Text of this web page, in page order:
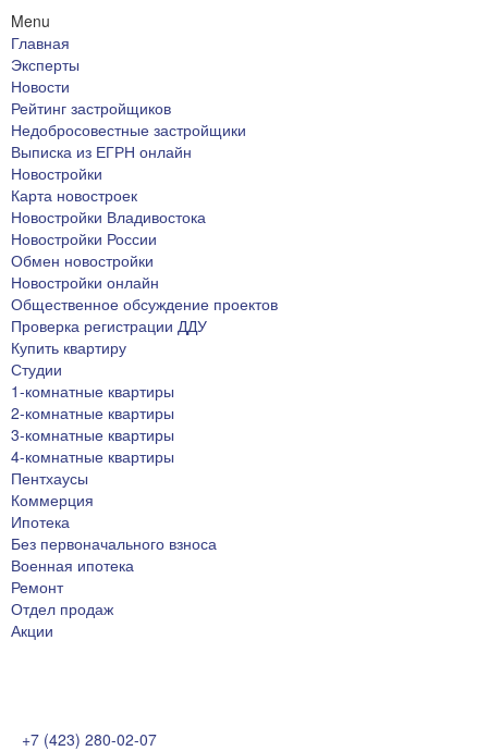
Menu
Главная
Эксперты
Новости
Рейтинг застройщиков
Недобросовестные застройщики
Выписка из ЕГРН онлайн
Новостройки
Карта новостроек
Новостройки Владивостока
Новостройки России
Обмен новостройки
Новостройки онлайн
Общественное обсуждение проектов
Проверка регистрации ДДУ
Купить квартиру
Студии
1-комнатные квартиры
2-комнатные квартиры
3-комнатные квартиры
4-комнатные квартиры
Пентхаусы
Коммерция
Ипотека
Без первоначального взноса
Военная ипотека
Ремонт
Отдел продаж
Акции
+7 (423) 280-02-07